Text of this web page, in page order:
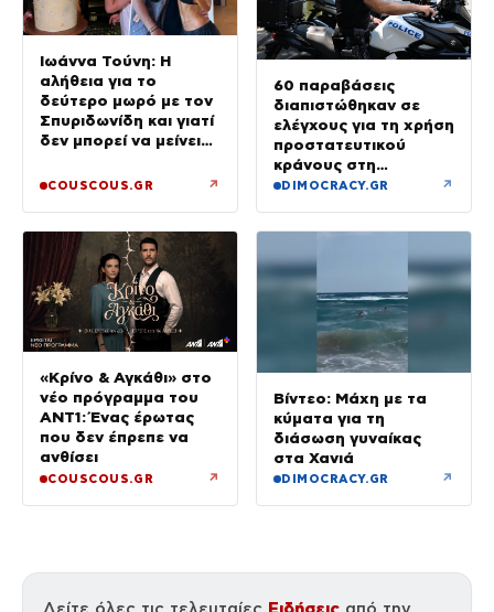
Ιωάννα Τούνη: Η
αλήθεια για το
δεύτερο μωρό με τον
Σπυριδωνίδη και γιατί
δεν μπορεί να μείνει
COUSCOUS.GR ↗
60 παραβάσεις
διαπιστώθηκαν σε
ελέγχους για τη χρήση
προστατευτικού
κράνους στη
Θεσσαλονίκη
DIMOCRACY.GR ↗
«Κρίνο & Αγκάθι» στο
νέο πρόγραμμα του
ΑΝΤ1: Ένας έρωτας
που δεν έπρεπε να
ανθίσει
COUSCOUS.GR ↗
Βίντεο: Μάχη με τα
κύματα για τη
διάσωση γυναίκας
στα Χανιά
DIMOCRACY.GR ↗